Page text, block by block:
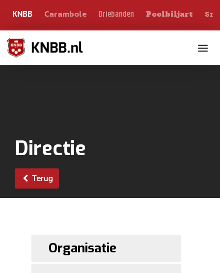
KNBB Carambole Driebanden Poolbiljart
Directie
Terug
Organisatie